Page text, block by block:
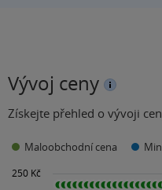
Vývoj ceny
Získejte přehled o vývoji
Maloobchodní cena